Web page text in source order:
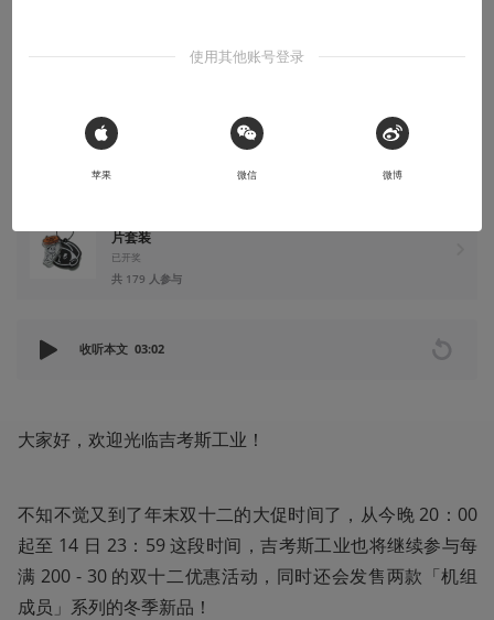
吉考斯工业
片套装
已开奖
共 179 人参与
收听本文 03:02
大家好，欢迎光临吉考斯工业！
不知不觉又到了年末双十二的大促时间了，从今晚 20：00
起至 14 日 23：59 这段时间，吉考斯工业也将继续参与每
满 200 - 30 的双十二优惠活动，同时还会发售两款「机组
成员」系列的冬季新品！
使用其他账号登录
 Sign in with Apple
苹果 微信 微博